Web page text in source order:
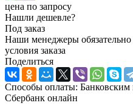
цена по запросу
Нашли дешевле?
Под заказ
Наши менеджеры обязательно
условия заказа
Поделиться
Способы оплаты: Банковским
Сбербанк онлайн